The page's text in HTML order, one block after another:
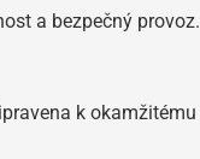
a bezpečný provoz.
k okamžitému